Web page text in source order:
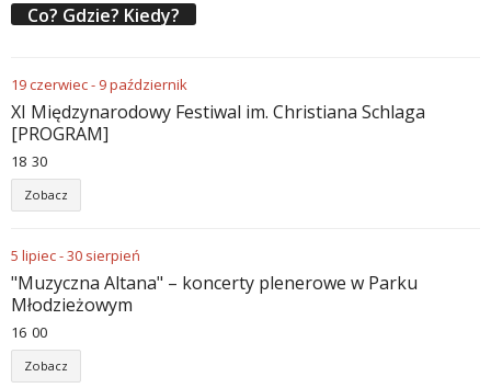
Co? Gdzie? Kiedy?
19czerwiec- 9październik
XI Międzynarodowy Festiwal im. Christiana Schlaga
[PROGRAM]
18 30
Zobacz
5 lipiec-30 sierpień
"Muzyczna Altana" – koncerty plenerowe w Parku
Młodzieżowym
16 00
Zobacz